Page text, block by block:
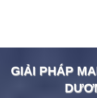
GIẢI PHÁP